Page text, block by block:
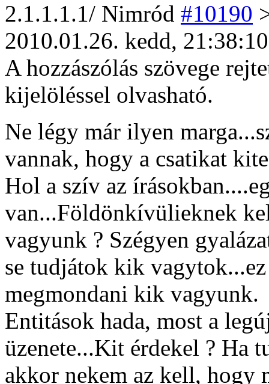
2.1.1.1.1/ Nimród #10190
2010.01.26. kedd, 21:38:10
A hozzászólás szövege
kijelöléssel olvasható.
Ne légy már ilyen
vannak, hogy a csatikat
Hol a szív az
van...Földönkívülieknek
vagyunk ? Szégyen
se tudjátok kik
megmondani kik vagyunk.
Entitások hada, most a
üzenete...Kit érdekel ? Ha
akkor nekem az kell, hogy